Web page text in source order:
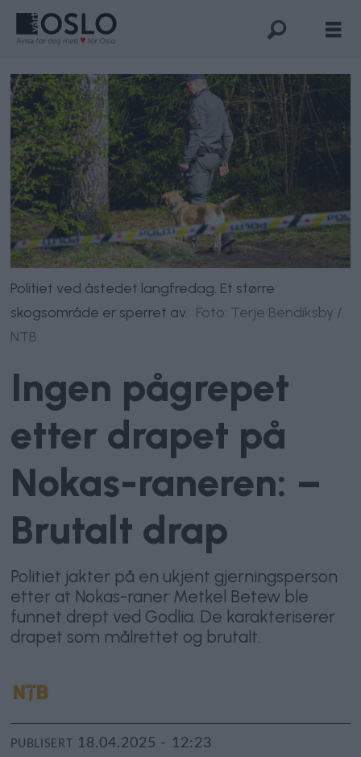
Politiet ved åstedet langfredag. Et større
skogsområde er sperret av.
Foto: Terje Bendiksby /
NTB
Ingen pågrepet
etter drapet på
Nokas-raneren: –
Brutalt drap
Politiet jakter på en ukjent gjerningsperson
etter at Nokas-raner Metkel Betew ble
funnet drept ved Godlia. De karakteriserer
drapet som målrettet og brutalt.
PUBLISERT 18.04.2025 - 12:23